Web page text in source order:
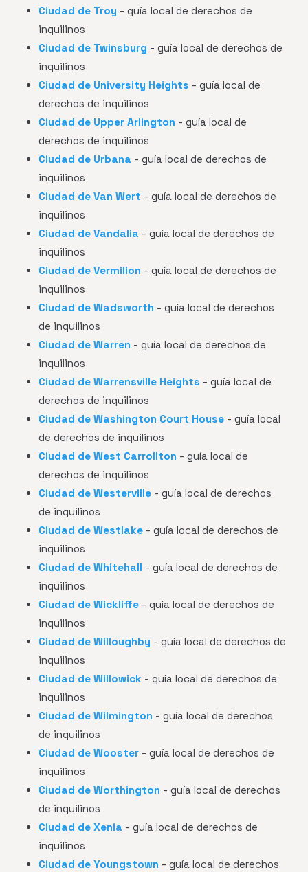
Ciudad de Troy - guía local de derechos de
inquilinos
Ciudad de Twinsburg - guía local de derechos de
inquilinos
Ciudad de University Heights - guía local de
derechos de inquilinos
Ciudad de Upper Arlington - guía local de
derechos de inquilinos
Ciudad de Urbana - guía local de derechos de
inquilinos
Ciudad de Van Wert - guía local de derechos de
inquilinos
Ciudad de Vandalia - guía local de derechos de
inquilinos
Ciudad de Vermilion - guía local de derechos de
inquilinos
Ciudad de Wadsworth - guía local de derechos
de inquilinos
Ciudad de Warren - guía local de derechos de
inquilinos
Ciudad de Warrensville Heights - guía local de
derechos de inquilinos
Ciudad de Washington Court House - guía local
de derechos de inquilinos
Ciudad de West Carrollton - guía local de
derechos de inquilinos
Ciudad de Westerville - guía local de derechos
de inquilinos
Ciudad de Westlake - guía local de derechos de
inquilinos
Ciudad de Whitehall - guía local de derechos de
inquilinos
Ciudad de Wickliffe - guía local de derechos de
inquilinos
Ciudad de Willoughby - guía local de derechos de
inquilinos
Ciudad de Willowick - guía local de derechos de
inquilinos
Ciudad de Wilmington - guía local de derechos
de inquilinos
Ciudad de Wooster - guía local de derechos de
inquilinos
Ciudad de Worthington - guía local de derechos
de inquilinos
Ciudad de Xenia - guía local de derechos de
inquilinos
Ciudad de Youngstown - guía local de derechos